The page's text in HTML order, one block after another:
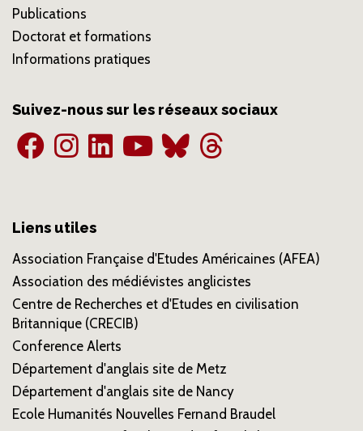
Publications
Doctorat et formations
Informations pratiques
Suivez-nous sur les réseaux sociaux
Liens utiles
Association Française d'Etudes Américaines (AFEA)
Association des médiévistes anglicistes
Centre de Recherches et d'Etudes en civilisation
Britannique (CRECIB)
Conference Alerts
Département d'anglais site de Metz
Département d'anglais site de Nancy
Ecole Humanités Nouvelles Fernand Braudel